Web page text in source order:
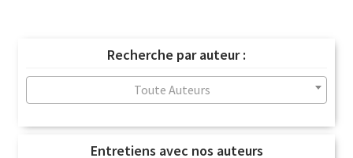
Recherche par auteur :
Toute Auteurs
Entretiens avec nos auteurs